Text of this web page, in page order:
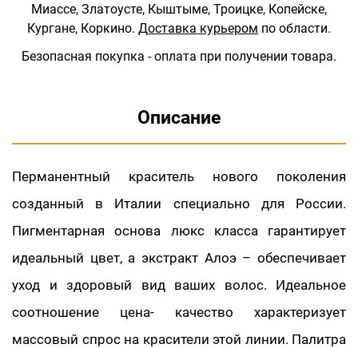
Миассе, Златоусте, Кыштыме, Троицке, Копейске,
Кургане, Коркино. Доставка курьером по области.
Безопасная покупка - оплата при получении товара.
Описание
Перманентный краситель нового поколения
созданный в Италии специально для России.
Пигментарная основа люкс класса гарантирует
идеальный цвет, а экстракт Алоэ – обеспечивает
уход и здоровый вид ваших волос. Идеальное
соотношение цена- качество характеризует
массовый спрос на красители этой линии. Палитра